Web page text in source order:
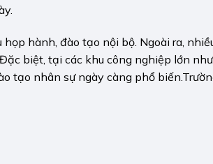
hành, đào tạo nội bộ. Ngoài ra,
biệt, tại các khu công nghiệp lớn như
tạo nhân sự ngày càng phổ